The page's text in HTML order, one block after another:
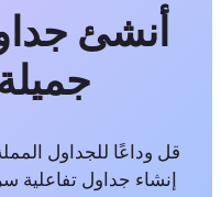
أنشئ
إنشاء جداول تفاعلية